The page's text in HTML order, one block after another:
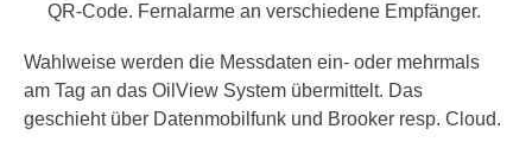
QR-Code. Fernalarme an verschiedene Empfänger.
Wahlweise werden die Messdaten ein- oder mehrmals
am Tag an das OilView System übermittelt. Das
geschieht über Datenmobilfunk und Brooker resp. Cloud.